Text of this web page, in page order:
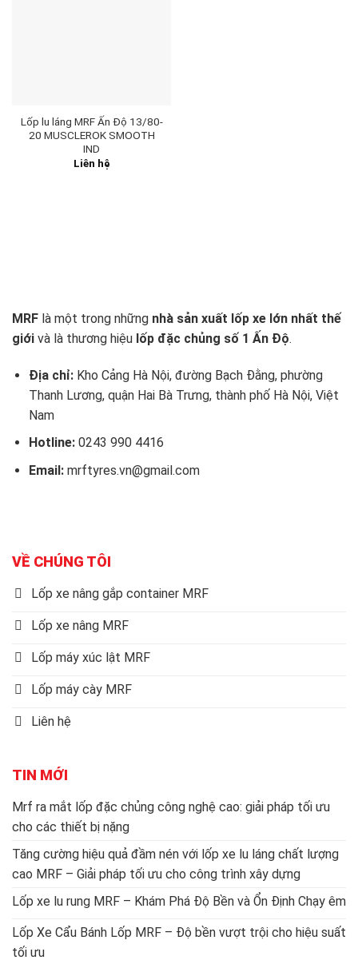
Lốp lu láng MRF Ấn Độ 13/80-
20 MUSCLEROK SMOOTH
IND
Liên hệ
MRF là một trong những nhà sản xuất lốp xe lớn nhất thế
giới và là thương hiệu lốp đặc chủng số 1 Ấn Độ.
Địa chỉ:Kho Cảng Hà Nội, đường Bạch Đằng, phường
Thanh Lương, quận Hai Bà Trưng, thành phố Hà Nội, Việt
Nam
Hotline: 0243 990 4416
Email: mrftyres.vn@gmail.com
VỀ CHÚNG TÔI
Lốp xe nâng gắp container MRF
Lốp xe nâng MRF
Lốp máy xúc lật MRF
Lốp máy cày MRF
Liên hệ
TIN MỚI
Mrf ra mắt lốp đặc chủng công nghệ cao: giải pháp tối ưu
cho các thiết bị nặng
Tăng cường hiệu quả đầm nén với lốp xe lu láng chất lượng
cao MRF – Giải pháp tối ưu cho công trình xây dựng
Lốp xe lu rung MRF – Khám Phá Độ Bền và Ổn Định Chạy êm
Lốp Xe Cẩu Bánh Lốp MRF – Độ bền vượt trội cho hiệu suất
tối ưu